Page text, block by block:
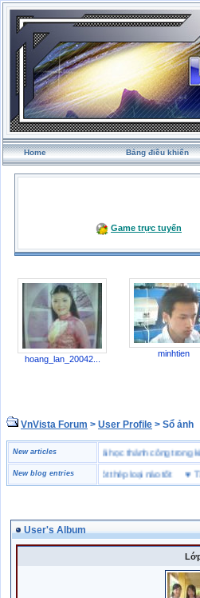
Home Bảng điều khiển
Game trực tuyến
hoang_lan_20042...
minhtien
VnVista Forum > User Profile > Sổ ảnh
New articles
biệt” của Microsoft 4 bài học thành công
New blog entries
bảo hộ lót Kevlar và lót thép loại nào tốt♥
User's Album